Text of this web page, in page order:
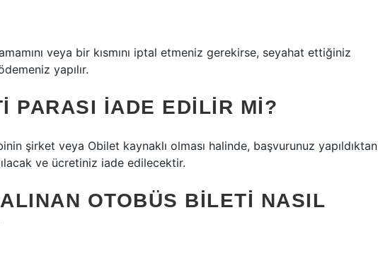
veya bir kısmını iptal etmeniz gerekirse, seyahat ettiğiniz
yapılır.
PARASI IADE EDILIR MI?
şirket veya Obilet kaynaklı olması halinde, başvurunuz yapıldıktan
ve ücretiniz iade edilecektir.
OTOBÜS BILETI NASIL